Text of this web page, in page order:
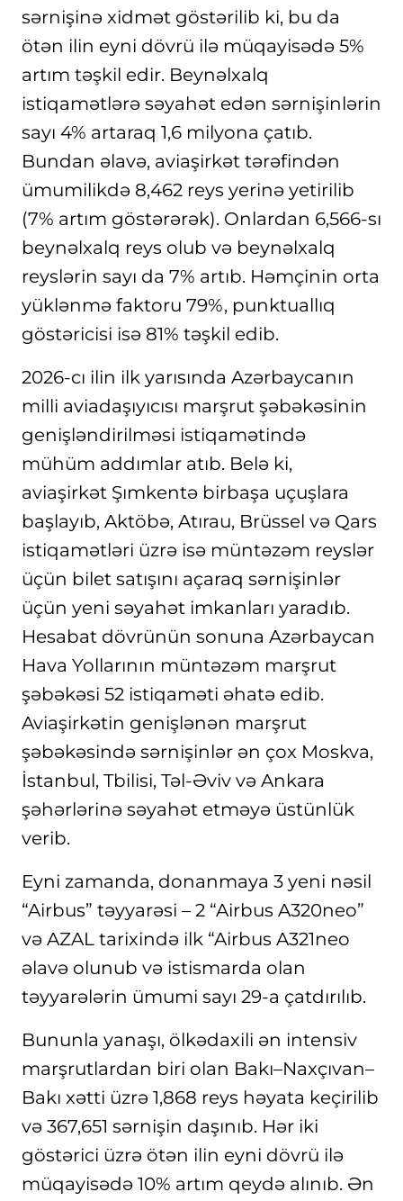
sərnişinə xidmət göstərilib ki, bu da
ötən ilin eyni dövrü ilə müqayisədə 5%
artım təşkil edir. Beynəlxalq
istiqamətlərə səyahət edən sərnişinlərin
sayı 4% artaraq 1,6 milyona çatıb.
Bundan əlavə, aviaşirkət tərəfindən
ümumilikdə 8,462 reys yerinə yetirilib
(7% artım göstərərək). Onlardan 6,566-sı
beynəlxalq reys olub və beynəlxalq
reyslərin sayı da 7% artıb. Həmçinin orta
yüklənmə faktoru 79%, punktuallıq
göstəricisi isə 81% təşkil edib.
2026-cı ilin ilk yarısında Azərbaycanın
milli aviadaşıyıcısı marşrut şəbəkəsinin
genişləndirilməsi istiqamətində
mühüm addımlar atıb. Belə ki,
aviaşirkət Şımkentə birbaşa uçuşlara
başlayıb, Aktöbə, Atırau, Brüssel və Qars
istiqamətləri üzrə isə müntəzəm reyslər
üçün bilet satışını açaraq sərnişinlər
üçün yeni səyahət imkanları yaradıb.
Hesabat dövrünün sonuna Azərbaycan
Hava Yollarının müntəzəm marşrut
şəbəkəsi 52 istiqaməti əhatə edib.
Aviaşirkətin genişlənən marşrut
şəbəkəsində sərnişinlər ən çox Moskva,
İstanbul, Tbilisi, Təl-Əviv və Ankara
şəhərlərinə səyahət etməyə üstünlük
verib.
Eyni zamanda, donanmaya 3 yeni nəsil
“Airbus” təyyarəsi – 2 “Airbus A320neo”
və AZAL tarixində ilk “Airbus A321neo
əlavə olunub və istismarda olan
təyyarələrin ümumi sayı 29-a çatdırılıb.
Bununla yanaşı, ölkədaxili ən intensiv
marşrutlardan biri olan Bakı–Naxçıvan–
Bakı xətti üzrə 1,868 reys həyata keçirilib
və 367,651 sərnişin daşınıb. Hər iki
göstərici üzrə ötən ilin eyni dövrü ilə
müqayisədə 10% artım qeydə alınıb. Ən